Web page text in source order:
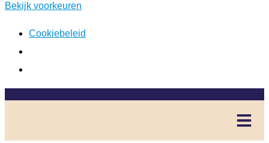
Bekijk voorkeuren
Cookiebeleid